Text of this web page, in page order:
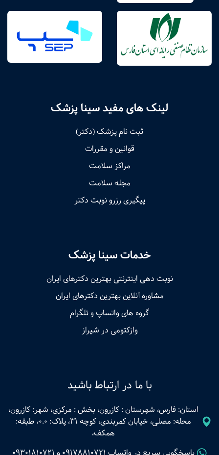
لینک های مفید سینا پزشک
ثبت نام پزشک (دکتر)
قوانین و مقررات
مراکز سلامت
مجله سلامت
پیگیری رزرو نوبت دکتر
خدمات سینا پزشک
نوبت‌ دهی اینترنتی بهترین دکترهای ایران
مشاوره آنلاین بهترین دکترهای ایران
گروه های واتساپ و تلگرام
وازکتومی در شیراز
با ما در ارتباط باشید
استان: فارس، شهرستان : کازرون، بخش : مرکزی، شهر: کازرون،
محله: مصلی، خیابان کمربندی، کوچه 31، پلاک: 0.0، طبقه:
همکف،